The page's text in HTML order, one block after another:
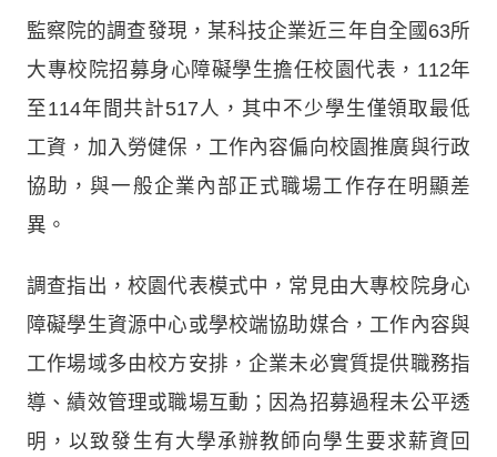
監察院的調查發現，某科技企業近三年自全國63所
大專校院招募身心障礙學生擔任校園代表，112年
至114年間共計517人，其中不少學生僅領取最低
工資，加入勞健保，工作內容偏向校園推廣與行政
協助，與一般企業內部正式職場工作存在明顯差
異。
調查指出，校園代表模式中，常見由大專校院身心
障礙學生資源中心或學校端協助媒合，工作內容與
工作場域多由校方安排，企業未必實質提供職務指
導、績效管理或職場互動；因為招募過程未公平透
明，以致發生有大學承辦教師向學生要求薪資回